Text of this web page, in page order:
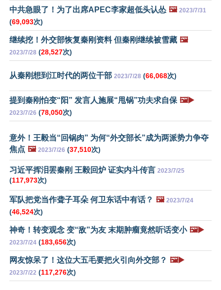
中共急眼了！为了出席APEC李家超低头认怂 🖼️ 2023/7/31
(69,093次)
继续挖！外交部恢复秦刚资料 但秦刚继续被雪藏 🖼️
2023/7/28 (28,527次)
从秦刚想到江时代的两位干部 2023/7/28 (66,068次)
提到秦刚怕变“阳” 发言人施展“甩锅”功夫求自保 🖼️▶️
2023/7/26 (78,050次)
意外！王毅当“回锅肉” 为何“外交部长”成为两派势力争夺
焦点 🖼️ 2023/7/26 (37,510次)
习近平挥泪罢秦刚 王毅回炉 证实内斗传言 2023/7/25
(117,973次)
军队把党当作聋子耳朵 何卫东话中有话？ 🖼️ 2023/7/24
(46,524次)
神奇！转变观念 变“敌”为友 末期肿瘤竟然听话变小 🖼️▶️
2023/7/24 (183,656次)
网友惊呆了！这位大五毛要把火引向外交部？ 🖼️▶️
2023/7/22 (117,276次)